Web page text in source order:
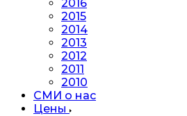
2016
2015
2014
2013
2012
2011
2010
СМИ о нас
Цены